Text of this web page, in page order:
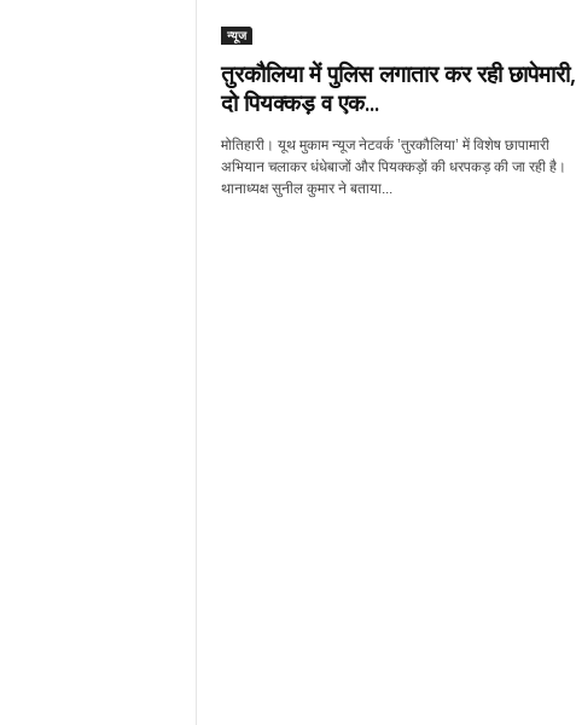
न्यूज
तुरकौलिया में पुलिस लगातार कर रही छापेमारी,
दो पियक्कड़ व एक...
मोतिहारी। यूथ मुकाम न्यूज नेटवर्क ’तुरकौलिया’ में विशेष छापामारी
अभियान चलाकर धंधेबाजों और पियक्कड़ों की धरपकड़ की जा रही है।
थानाध्यक्ष सुनील कुमार ने बताया...